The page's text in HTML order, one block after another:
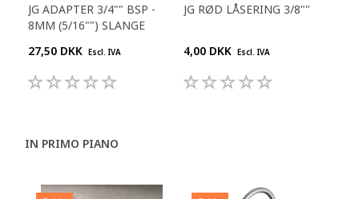
JG ADAPTER 3/4"" BSP -
8MM (5/16"") SLANGE
27,50 DKK Escl. IVA
JG RØD LÅSERING 3/8""
4,00 DKK Escl. IVA
IN PRIMO PIANO